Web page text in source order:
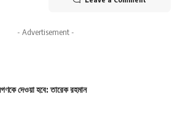
- Advertisement -
দেওয়া হবে: তারেক রহমান